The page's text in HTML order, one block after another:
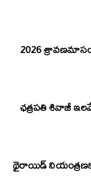
2026
ఛత్రపతి శివాజీ
థైరాయిడ్